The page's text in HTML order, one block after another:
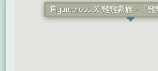
Figurecross X 雞雞家族 - 「雞